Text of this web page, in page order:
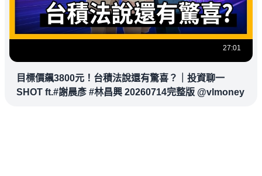
27:01
目標價飆3800元！台積法說還有驚喜？｜投資聊一
SHOT ft.#謝晨彥 #林昌興 20260714完整版 @vlmoney